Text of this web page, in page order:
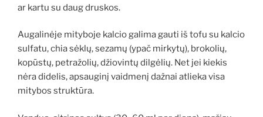
ar kartu su daug druskos.
Augalinėje mityboje kalcio galima gauti iš tofu su kalcio
sulfatu, chia sėklų, sezamų (ypač mirkytų), brokolių,
kopūstų, petražolių, džiovintų dilgėlių. Net jei kiekis
nėra didelis, apsauginį vaidmenį dažnai atlieka visa
mitybos struktūra.